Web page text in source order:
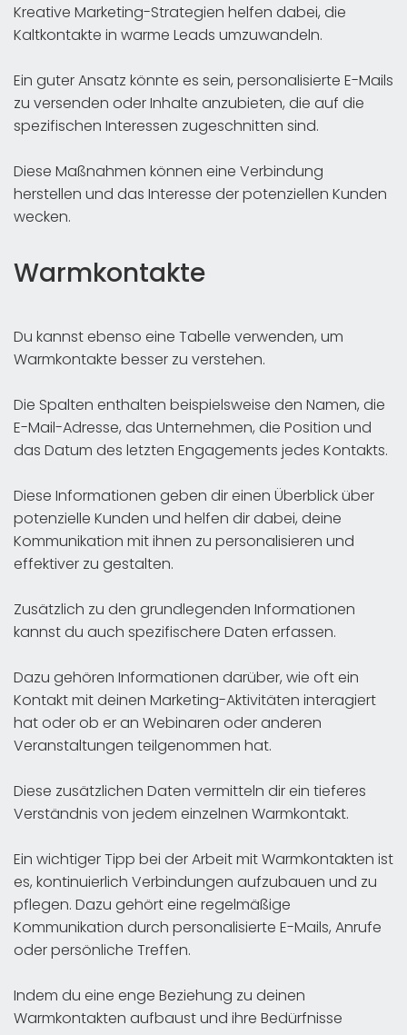
Kreative Marketing-Strategien helfen dabei, die
Kaltkontakte in warme Leads umzuwandeln.
Ein guter Ansatz könnte es sein, personalisierte E-Mails
zu versenden oder Inhalte anzubieten, die auf die
spezifischen Interessen zugeschnitten sind.
Diese Maßnahmen können eine Verbindung
herstellen und das Interesse der potenziellen Kunden
wecken.
Warmkontakte
Du kannst ebenso eine Tabelle verwenden, um
Warmkontakte besser zu verstehen.
Die Spalten enthalten beispielsweise den Namen, die
E-Mail-Adresse, das Unternehmen, die Position und
das Datum des letzten Engagements jedes Kontakts.
Diese Informationen geben dir einen Überblick über
potenzielle Kunden und helfen dir dabei, deine
Kommunikation mit ihnen zu personalisieren und
effektiver zu gestalten.
Zusätzlich zu den grundlegenden Informationen
kannst du auch spezifischere Daten erfassen.
Dazu gehören Informationen darüber, wie oft ein
Kontakt mit deinen Marketing-Aktivitäten interagiert
hat oder ob er an Webinaren oder anderen
Veranstaltungen teilgenommen hat.
Diese zusätzlichen Daten vermitteln dir ein tieferes
Verständnis von jedem einzelnen Warmkontakt.
Ein wichtiger Tipp bei der Arbeit mit Warmkontakten ist
es, kontinuierlich Verbindungen aufzubauen und zu
pflegen. Dazu gehört eine regelmäßige
Kommunikation durch personalisierte E-Mails, Anrufe
oder persönliche Treffen.
Indem du eine enge Beziehung zu deinen
Warmkontakten aufbaust und ihre Bedürfnisse